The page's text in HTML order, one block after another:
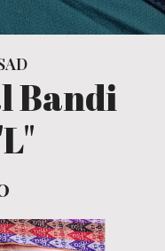
Bandi